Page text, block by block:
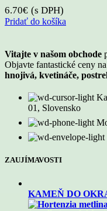
6.70€ (s DPH)
Pridať do košíka
Vitajte v našom obchode
Objavte fantastické ceny na
hnojivá, kvetináče,
01, Slovensko
ZAUJÍMAVOSTI
KAMEŇ DO